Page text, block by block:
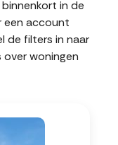
in de
een account
de filters in naar
over woningen